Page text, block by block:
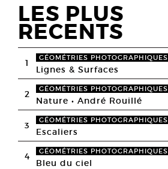
LES PLUS
RECENTS
1 GÉOMÉTRIES PHOTOGRAPHIQUES
Lignes & Surfaces
2 GÉOMÉTRIES PHOTOGRAPHIQUES
Nature • André Rouillé
3 GÉOMÉTRIES PHOTOGRAPHIQUES
Escaliers
4 GÉOMÉTRIES PHOTOGRAPHIQUES
Bleu du ciel